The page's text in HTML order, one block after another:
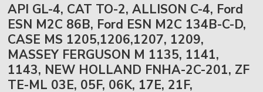
API GL-4, CAT TO-2, ALLISON C-4, Ford
ESN M2C 86B, Ford ESN M2C 134B-C-D,
CASE MS 1205,1206,1207, 1209,
MASSEY FERGUSON M 1135, 1141,
1143, NEW HOLLAND FNHA-2C-201, ZF
TE-ML 03E, 05F, 06K, 17E, 21F,